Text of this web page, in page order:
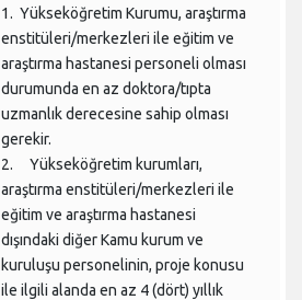
1. Yükseköğretim Kurumu, araştırma
enstitüleri/merkezleri ile eğitim ve
araştırma hastanesi personeli olması
durumunda en az doktora/tıpta
uzmanlık derecesine sahip olması
gerekir.
2. Yükseköğretim kurumları,
araştırma enstitüleri/merkezleri ile
eğitim ve araştırma hastanesi
dışındaki diğer Kamu kurum ve
kuruluşu personelinin, proje konusu
ile ilgili alanda en az 4 (dört) yıllık